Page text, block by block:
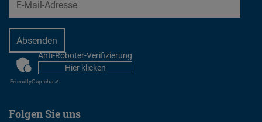
CAPTCHAAnti-Roboter-Verifizierung
Hier klicken
FriendlyCaptcha ⇗
Folgen Sie uns